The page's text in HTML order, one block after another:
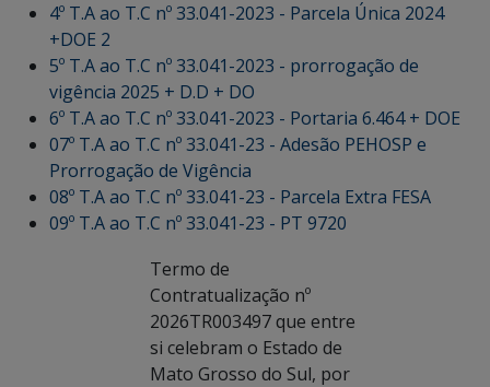
4º T.A ao T.C nº 33.041-2023 - Parcela Única 2024
+DOE 2
5º T.A ao T.C nº 33.041-2023 - prorrogação de
vigência 2025 + D.D + DO
6º T.A ao T.C nº 33.041-2023 - Portaria 6.464 + DOE
07º T.A ao T.C nº 33.041-23 - Adesão PEHOSP e
Prorrogação de Vigência
08º T.A ao T.C nº 33.041-23 - Parcela Extra FESA
09º T.A ao T.C nº 33.041-23 - PT 9720
Termo de
Contratualização nº
2026TR003497 que entre
si celebram o Estado de
Mato Grosso do Sul, por